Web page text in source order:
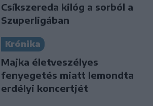
Csíkszereda kilóg a sorból a
Szuperligában
Krónika
Majka életveszélyes
fenyegetés miatt lemondta
erdélyi koncertjét